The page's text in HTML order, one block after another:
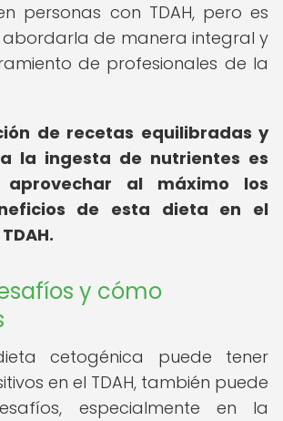
personas con TDAH, pero es
de manera integral y
de profesionales de la
de recetas equilibradas y
la ingesta de nutrientes es
al máximo los
de esta dieta en el
y cómo
cetogénica puede tener
en el TDAH, también puede
especialmente en la